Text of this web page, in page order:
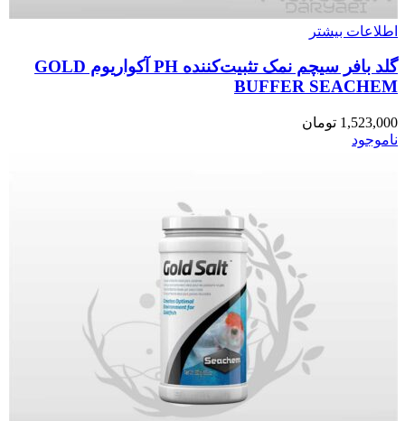
اطلاعات بیشتر
گلد بافر سیچم نمک تثبیت‌کننده PH آکواریوم GOLD
BUFFER SEACHEM
1,523,000 تومان
ناموجود